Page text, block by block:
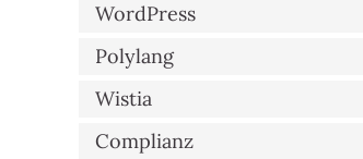
WordPress
Polylang
Wistia
Complianz